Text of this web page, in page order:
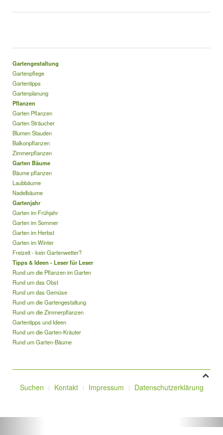
Gartengestaltung
Gartenpflege
Gartentipps
Gartenplanung
Pflanzen
Garten Pflanzen
Garten Sträucher
Blumen Stauden
Balkonpflanzen
Zimmerpflanzen
Garten Bäume
Bäume pflanzen
Laubbäume
Nadelbäume
Gartenjahr
Garten im Frühjahr
Garten im Sommer
Garten im Herbst
Garten im Winter
Freizeit - kein Gartenwetter?
Tipps & Ideen - Leser für Leser
Rund um die Pflanzen im Garten
Rund um das Obst
Rund um das Gemüse
Rund um die Gartengestaltung
Rund um die Zimmerpflanzen
Gartentipps und Ideen
Rund um die Garten-Kräuter
Rund um Garten-Bäume
Suchen Kontakt Impressum Datenschutzerklärung